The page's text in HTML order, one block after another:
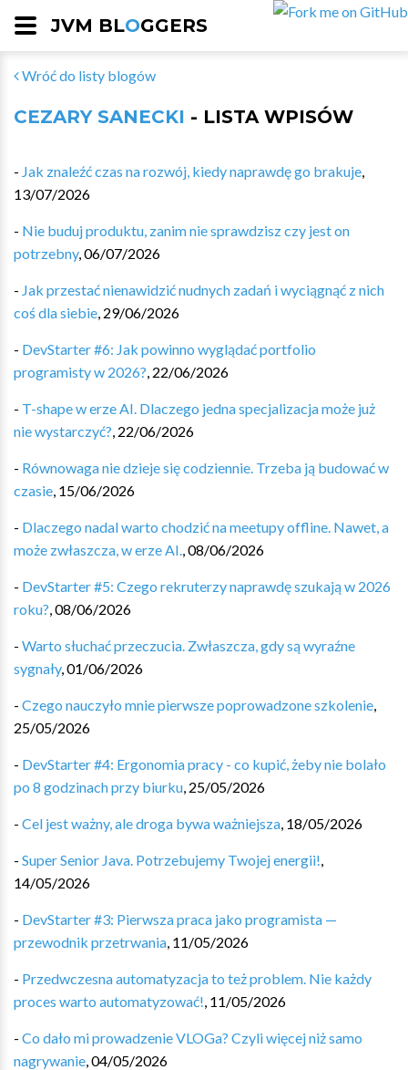
JVM BLOGGERS
Wróć do listy blogów
CEZARY SANECKI - LISTA WPISÓW
- Jak znaleźć czas na rozwój, kiedy naprawdę go brakuje,
13/07/2026
- Nie buduj produktu, zanim nie sprawdzisz czy jest on
potrzebny,06/07/2026
- Jak przestać nienawidzić nudnych zadań i wyciągnąć z nich
coś dla siebie, 29/06/2026
- DevStarter #6: Jak powinno wyglądać portfolio
programisty w 2026?, 22/06/2026
- T-shape w erze AI. Dlaczego jedna specjalizacja może już
nie wystarczyć?, 22/06/2026
- Równowaga nie dzieje się codziennie. Trzeba ją budować w
czasie, 15/06/2026
- Dlaczego nadal warto chodzić na meetupy offline. Nawet, a
może zwłaszcza, w erze AI.,08/06/2026
- DevStarter #5: Czego rekruterzy naprawdę szukają w 2026
roku?,08/06/2026
- Warto słuchać przeczucia. Zwłaszcza, gdy są wyraźne
sygnały,01/06/2026
- Czego nauczyło mnie pierwsze poprowadzone szkolenie,
25/05/2026
- DevStarter #4: Ergonomia pracy - co kupić, żeby nie bolało
po 8 godzinach przy biurku, 25/05/2026
- Cel jest ważny, ale droga bywa ważniejsza, 18/05/2026
- Super Senior Java. Potrzebujemy Twojej energii!,
14/05/2026
- DevStarter #3: Pierwsza praca jako programista —
przewodnik przetrwania, 11/05/2026
- Przedwczesna automatyzacja to też problem. Nie każdy
proces warto automatyzować!, 11/05/2026
- Co dało mi prowadzenie VLOGa? Czyli więcej niż samo
nagrywanie,04/05/2026